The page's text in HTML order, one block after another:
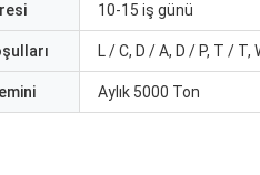
10-15 iş günü
L / C, D / A, D / P, T /
Aylık 5000 Ton